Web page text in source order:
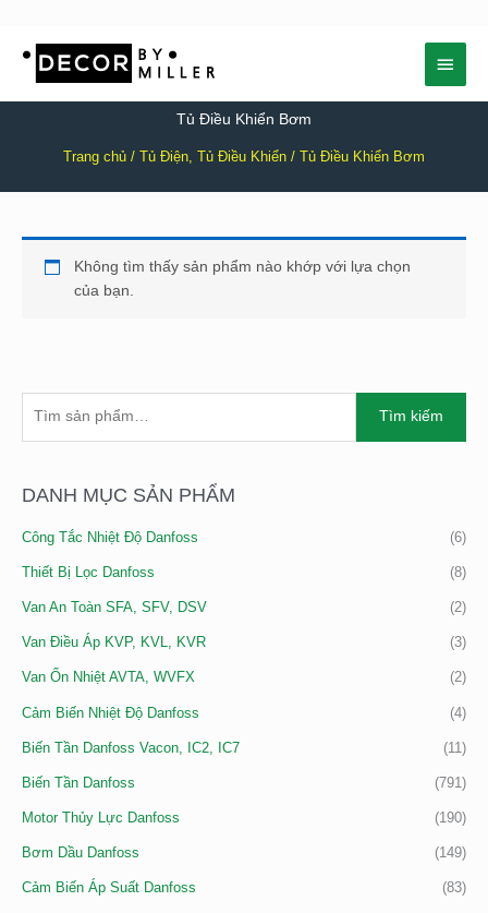
Menu
chính
Tủ Điều Khiển Bơm
Trang chủ / Tủ Điện, Tủ Điều Khiển / Tủ Điều Khiển Bơm
K
Ế
M
Tìm kiếm
DANH MỤC SẢN PHẨM
Công Tắc Nhiệt Độ Danfoss (6)
Thiết Bị Lọc Danfoss (8)
Van An Toàn SFA, SFV, DSV (2)
Van Điều Áp KVP, KVL, KVR (3)
Van Ổn Nhiệt AVTA, WVFX (2)
Cảm Biến Nhiệt Độ Danfoss (4)
Biến Tần Danfoss Vacon, IC2, IC7 (11)
Biến Tần Danfoss (791)
Motor Thủy Lực Danfoss (190)
Bơm Dầu Danfoss (149)
Cảm Biến Áp Suất Danfoss (83)
Không tìm thấy sản phẩm nào khớp với lựa chọn
của bạn.